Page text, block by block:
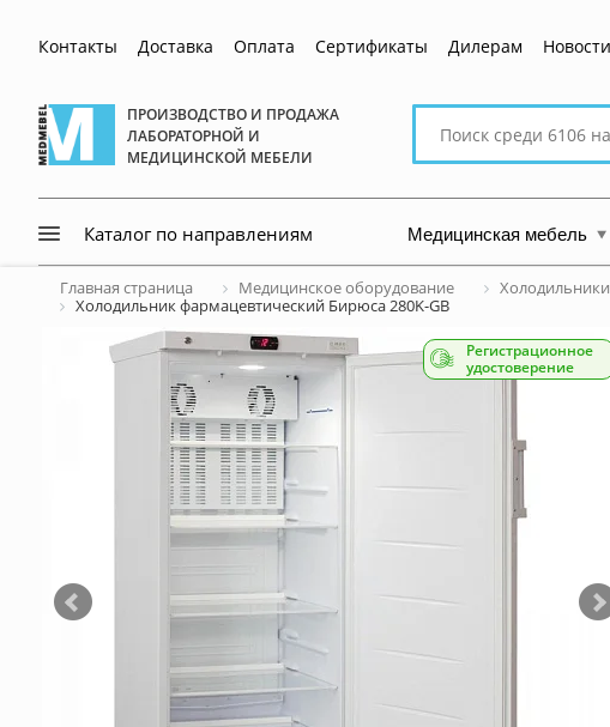
Контакты Доставка Оплата Сертификаты Дилерам Новости
ПРОИЗВОДСТВО И ПРОДАЖА
ЛАБОРАТОРНОЙ И
МЕДИЦИНСКОЙ МЕБЕЛИ
Поиск
сайту
Каталог по направлениям Медицинская мебель
Главная страница Медицинское оборудование
Холодильник фармацевтический Бирюса 280K-GB
Регистрационное
удостоверение